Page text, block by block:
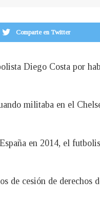
Comparte en Twitter
Diego Costa por
militaba en el
en 2014, el
de cesión de derechos